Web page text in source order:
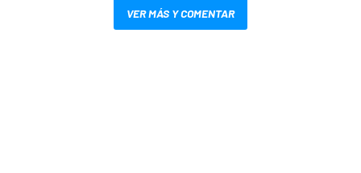
VER MÁS Y COMENTAR